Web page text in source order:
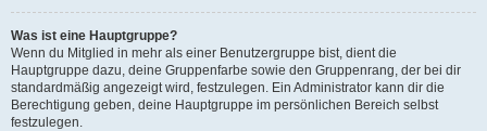
Was ist eine Hauptgruppe?
Wenn du Mitglied in mehr als einer Benutzergruppe bist, dient die
Hauptgruppe dazu, deine Gruppenfarbe sowie den Gruppenrang, der bei dir
standardmäßig angezeigt wird, festzulegen. Ein Administrator kann dir die
Berechtigung geben, deine Hauptgruppe im persönlichen Bereich selbst
festzulegen.